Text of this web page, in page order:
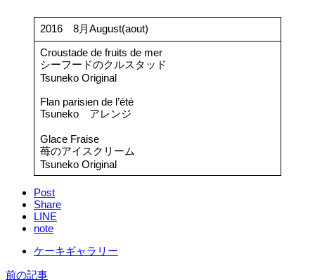
2016 8月August(aout)
Croustade de fruits de mer
シーフードのクルスタッド
Tsuneko Original
Flan parisien de l’été
Tsuneko アレンジ
Glace Fraise
苺のアイスクリーム
Tsuneko Original
Post
Share
LINE
note
ケーキギャラリー
前の記事